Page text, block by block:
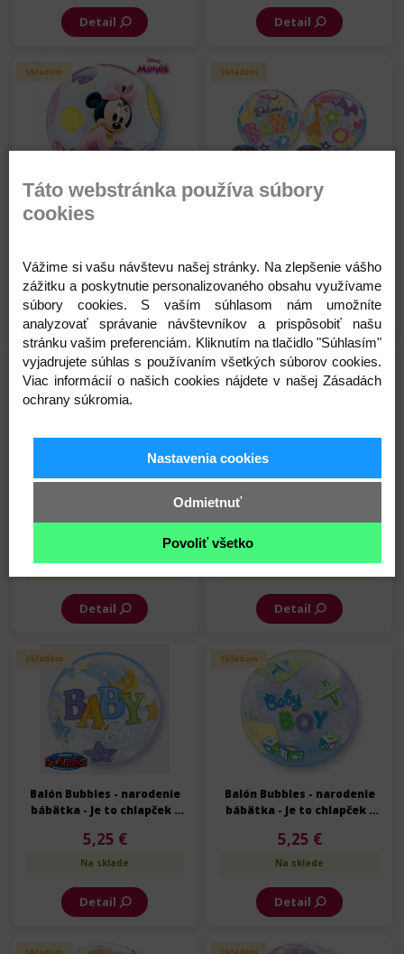
Detail Detail
Skladom
Balón Bubbles - narodenie
bábätka - Baby Minnie - 56
Detail
Skladom
Na sklade
Detail
Skladom
Balón Bubbles - narodenie
Detail
Skladom
Balón Bubbles - narodenie
Detail
Skladom
Balón Bubbles - narodenie
bábätka - Je to chlapček -
5,25 €
Na sklade
Detail
Skladom
Balón Bubbles - narodenie
bábätka - Je to chlapček -
5,25 €
Na sklade
Detail
Táto webstránka používa súbory
cookies
Vážime si vašu návštevu našej stránky. Na zlepšenie vášho
zážitku a poskytnutie personalizovaného obsahu využívame
súbory cookies. S vaším súhlasom nám umožníte
analyzovať správanie návštevníkov a prispôsobiť našu
stránku vašim preferenciám. Kliknutím na tlačidlo "Súhlasím"
vyjadrujete súhlas s používaním všetkých súborov cookies.
Viac informácií o našich cookies nájdete v našej Zásadách
ochrany súkromia.
Nastavenia cookies
Odmietnuť
Povoliť všetko